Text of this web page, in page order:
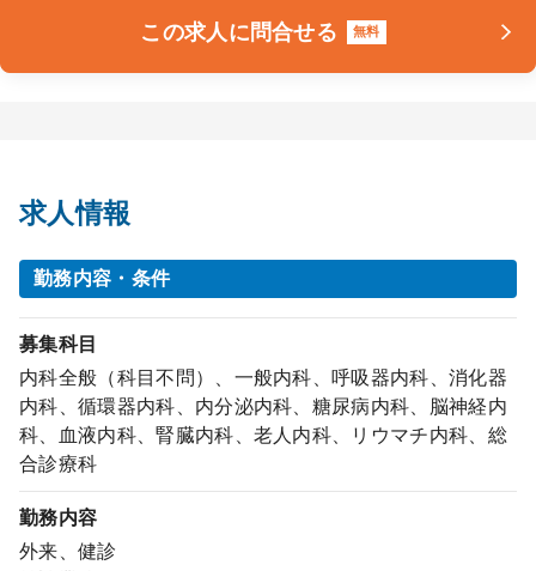
この求人に問合せる 無料
求人情報
勤務内容・条件
募集科目
内科全般（科目不問）、一般内科、呼吸器内科、消化器
内科、循環器内科、内分泌内科、糖尿病内科、脳神経内
科、血液内科、腎臓内科、老人内科、リウマチ内科、総
合診療科
勤務内容
外来、健診